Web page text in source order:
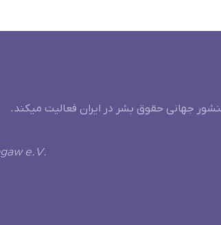
جهانی حقوق بشر در ایران فعالیت میکند.
e.V.